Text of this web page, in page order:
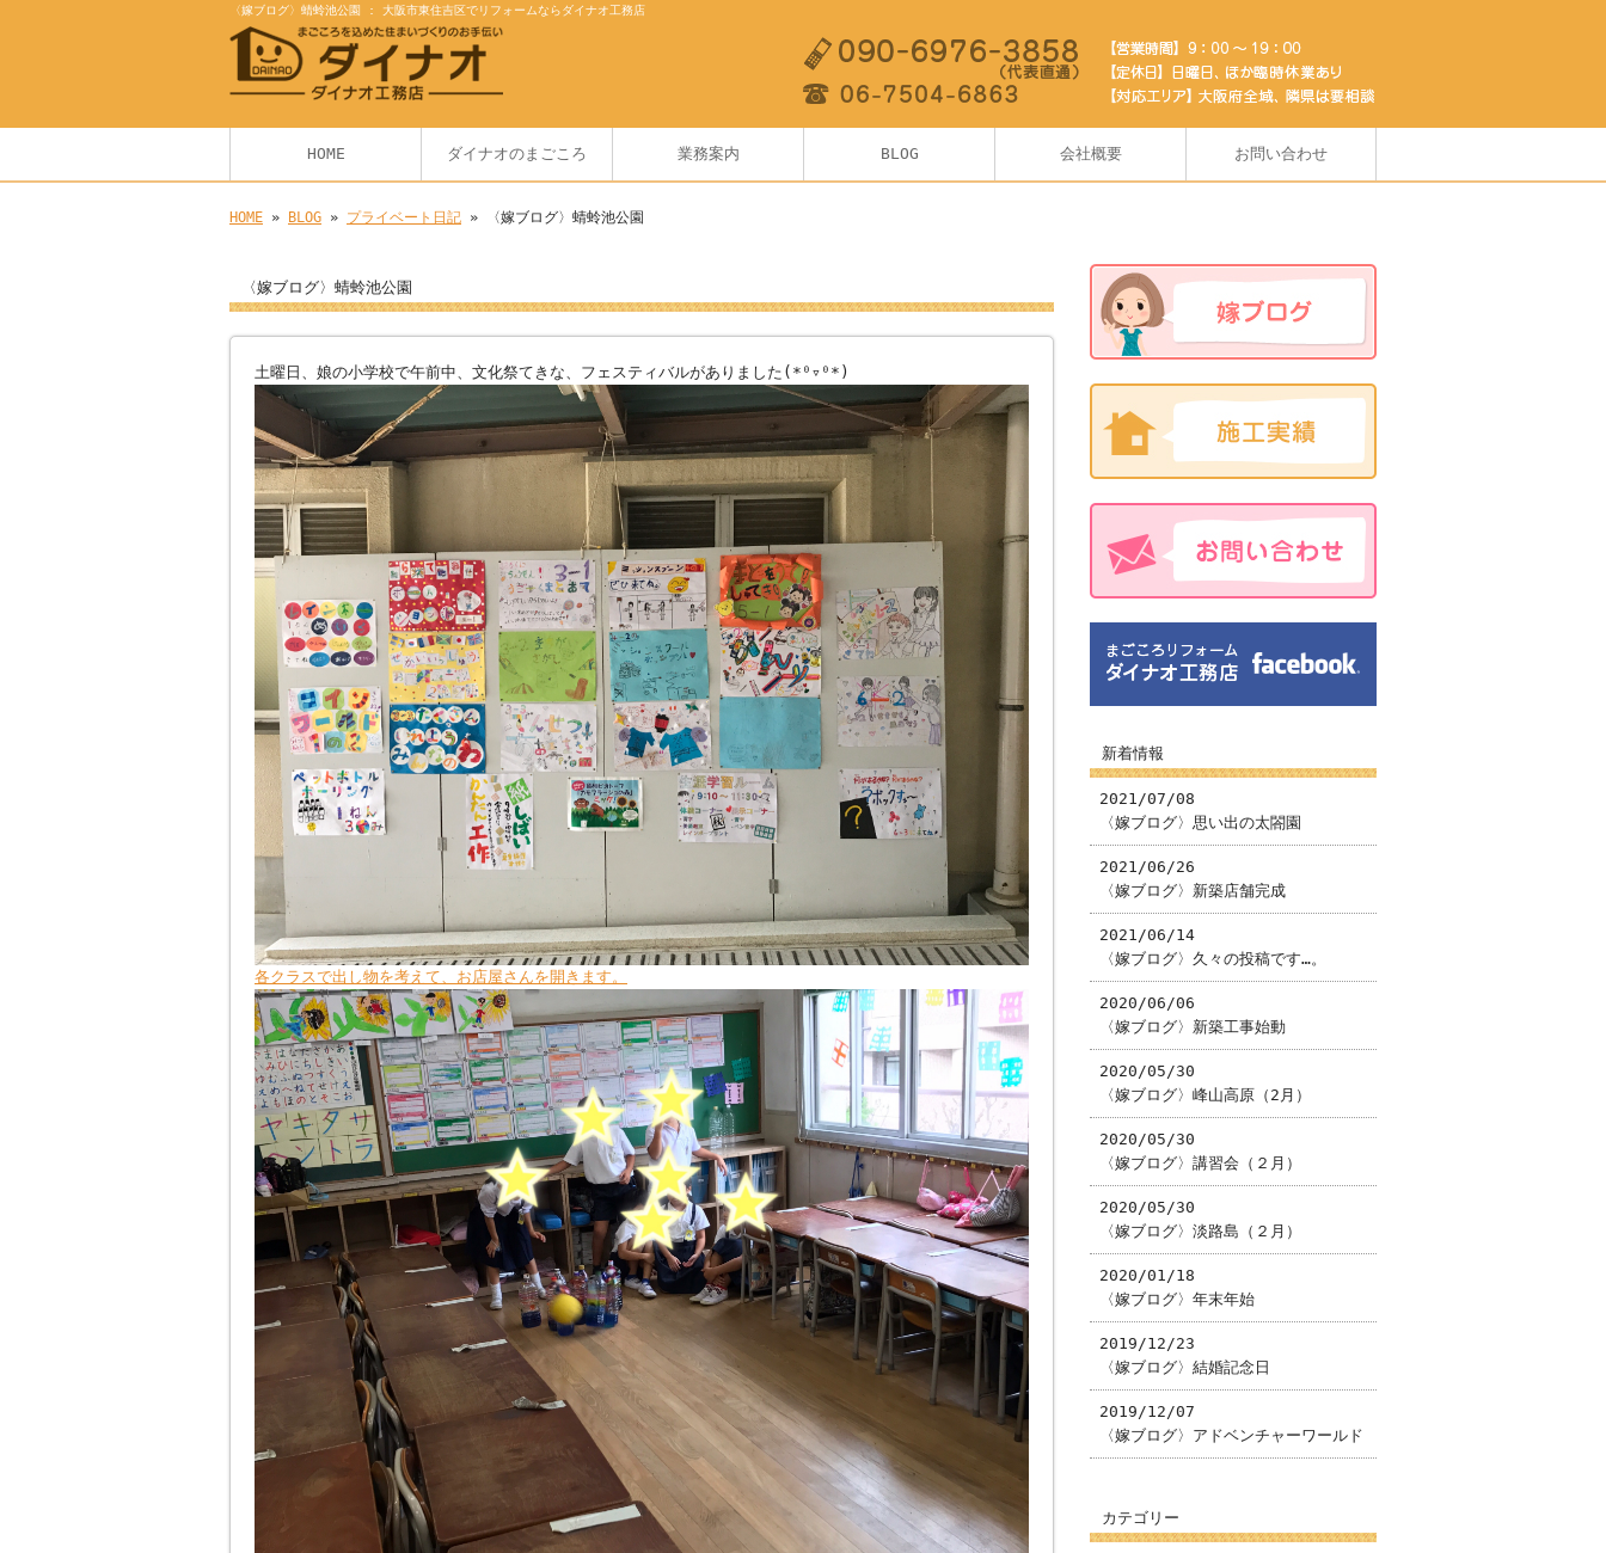
〈嫁ブログ〉蜻蛉池公園 : 大阪市東住吉区でリフォームならダイナオ工務店
HOME ダイナオのまごころ 業務案内 BLOG 会社概要 お問い合わせ
HOME » BLOG » プライベート日記 » 〈嫁ブログ〉蜻蛉池公園
〈嫁ブログ〉蜻蛉池公園
土曜日、娘の小学校で午前中、文化祭てきな、フェスティバルがありました(*⁰▿⁰*)
各クラスで出し物を考えて、お店屋さんを開きます。
新着情報
2021/07/08
〈嫁ブログ〉思い出の太閤園
2021/06/26
〈嫁ブログ〉新築店舗完成
2021/06/14
〈嫁ブログ〉久々の投稿です…。
2020/06/06
〈嫁ブログ〉新築工事始動
2020/05/30
〈嫁ブログ〉峰山高原（2月）
2020/05/30
〈嫁ブログ〉講習会（２月）
2020/05/30
〈嫁ブログ〉淡路島（２月）
2020/01/18
〈嫁ブログ〉年末年始
2019/12/23
〈嫁ブログ〉結婚記念日
2019/12/07
〈嫁ブログ〉アドベンチャーワールド
カテゴリー